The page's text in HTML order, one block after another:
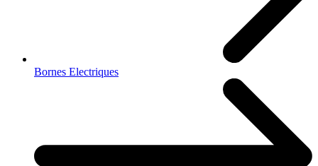
Bornes Electriques